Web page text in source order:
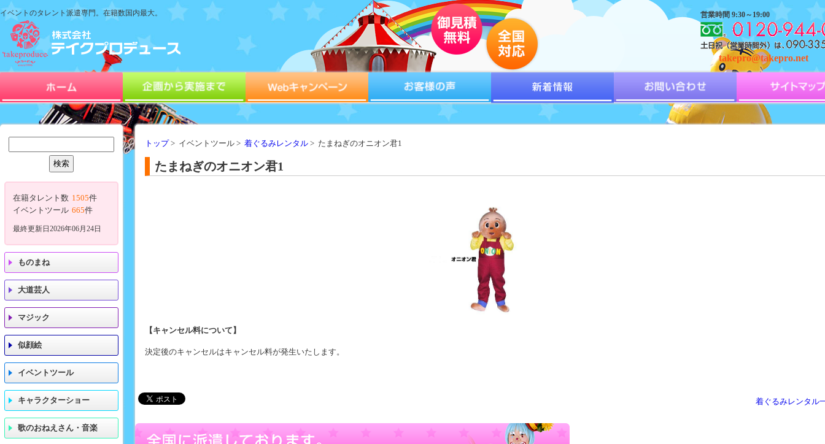
イベントのタレント派遣専門。在籍数国内最大。 営業時間 9:30～19:00
takepro@takepro.net
トップ> イベントツール > 着ぐるみレンタル > たまねぎのオニオン君1
たまねぎのオニオン君1
【キャンセル料について】
決定後のキャンセルはキャンセル料が発生いたします。
着ぐるみレンタル
在籍タレント数 1505件
イベントツール 665件
最終更新日2026年06月24日
ものまね
大道芸人
マジック
似顔絵
イベントツール
キャラクターショー
歌のおねえさん・音楽